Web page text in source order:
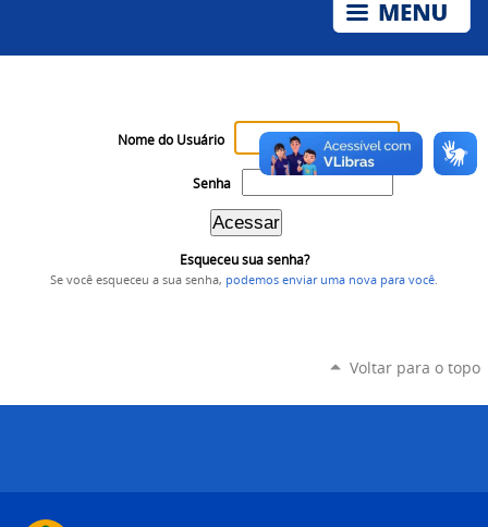
Nome do Usuário
Senha
Esqueceu sua senha?
Se você esqueceu a sua senha, podemos enviar uma nova para você
Voltar para o topo